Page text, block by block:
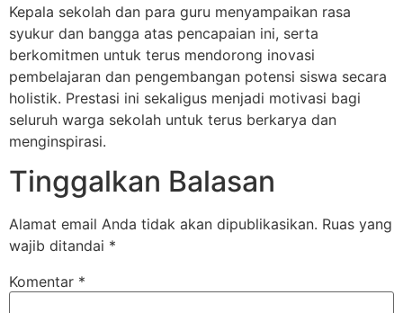
Kepala sekolah dan para guru menyampaikan rasa
syukur dan bangga atas pencapaian ini, serta
berkomitmen untuk terus mendorong inovasi
pembelajaran dan pengembangan potensi siswa secara
holistik. Prestasi ini sekaligus menjadi motivasi bagi
seluruh warga sekolah untuk terus berkarya dan
menginspirasi.
Tinggalkan Balasan
Alamat email Anda tidak akan dipublikasikan. Ruas yang
wajib ditandai *
Komentar *